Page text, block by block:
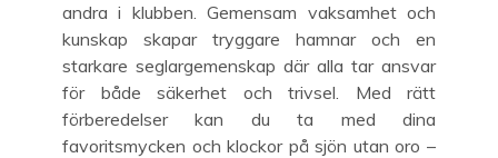
andra i klubben. Gemensam vaksamhet och
kunskap skapar tryggare hamnar och en
starkare seglargemenskap där alla tar ansvar
för både säkerhet och trivsel. Med rätt
förberedelser kan du ta med dina
favoritsmycken och klockor på sjön utan oro –